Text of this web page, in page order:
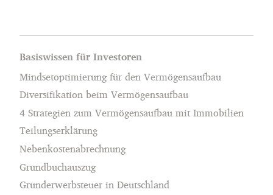
Basiswissen für Investoren
Mindsetoptimierung für den Vermögensaufbau
Diversifikation beim Vermögensaufbau
4 Strategien zum Vermögensaufbau mit Immobilien
Teilungserklärung
Nebenkostenabrechnung
Grundbuchauszug
Grunderwerbsteuer in Deutschland